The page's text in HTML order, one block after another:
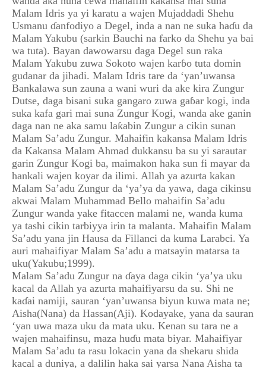
Malam Idris ya yi karatu a wajen Mujaddadi Shehu
Usmanu ɗanfodiyo a Degel, inda a nan ne suka haɗu da
Malam Yakubu (sarkin Bauchi na farko da Shehu ya bai
wa tuta). Bayan dawowarsu daga Degel sun raka
Malam Yakubu zuwa Sokoto wajen karɓo tuta domin
gudanar da jihadi. Malam Idris tare da ‘yan’uwansa
Bankalawa sun zauna a wani wuri da ake kira Zungur
Dutse, daga bisani suka gangaro zuwa gaɓar kogi, inda
suka kafa gari mai suna Zungur Kogi, wanda ake ganin
daga nan ne aka samu laƙabin Zungur a cikin sunan
Malam Sa’adu Zungur. Mahaifin kakansa Malam Idris
da Kakansa Malam Ahmad dukkansu ba su yi sarautar
garin Zungur Kogi ba, maimakon haka sun fi mayar da
hankali wajen koyar da ilimi. Allah ya azurta kakan
Malam Sa’adu Zungur da ‘ya’ya da yawa, daga cikinsu
akwai Malam Muhammad Bello mahaifin Sa’adu
Zungur wanda yake fitaccen malami ne, wanda kuma
ya tashi cikin tarbiyya irin ta malanta. Mahaifin Malam
Sa’adu yana jin Hausa da Fillanci da kuma Larabci. Ya
auri mahaifiyar Malam Sa’adu a matsayin matarsa ta
uku(Yakubu;1999).
Malam Sa’adu Zungur na ɗaya daga cikin ‘ya’ya uku
kacal da Allah ya azurta mahaifiyarsu da su. Shi ne
kaɗai namiji, sauran ‘yan’uwansa biyun kuwa mata ne;
Aisha(Nana) da Hassan(Aji). Kodayake, yana da sauran
‘yan uwa maza uku da mata uku. Kenan su tara ne a
wajen mahaifinsu, maza huɗu mata biyar. Mahaifiyar
Malam Sa’adu ta rasu lokacin yana da shekaru shida
kacal a duniya, a dalilin haka sai yarsa Nana Aisha ta